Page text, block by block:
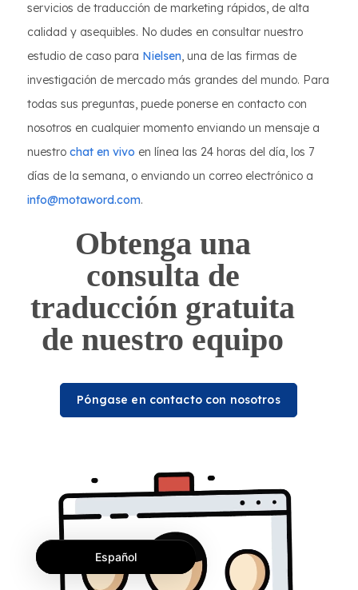
servicios de traducción de marketing rápidos, de alta
calidad y asequibles. No dudes en consultar nuestro
estudio de caso para Nielsen, una de las firmas de
investigación de mercado más grandes del mundo. Para
todas sus preguntas, puede ponerse en contacto con
nosotros en cualquier momento enviando un mensaje a
nuestro chat en vivo en línea las 24 horas del día, los 7
días de la semana, o enviando un correo electrónico a
info@motaword.com.
Obtenga una
consulta de
traducción gratuita
de nuestro equipo
Póngase en contacto con nosotros
Español